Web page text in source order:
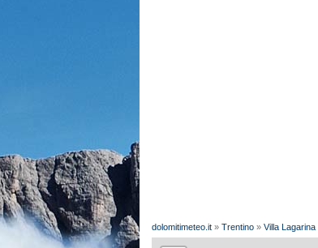
dolomitimeteo.it » Trentino » Villa Lagarina